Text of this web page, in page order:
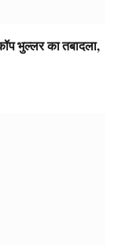
भुल्लर का तबादला,